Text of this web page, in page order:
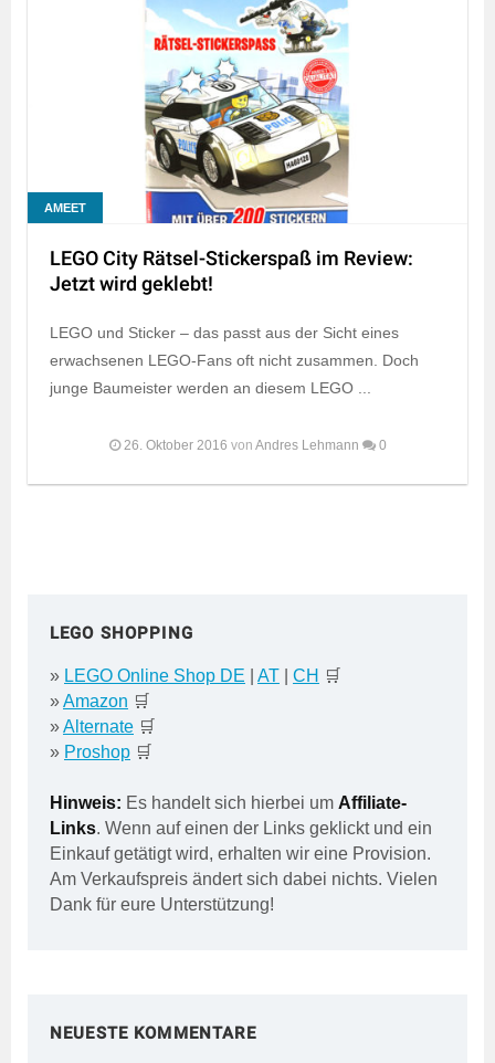
AMEET
LEGO City Rätsel-Stickerspaß im Review:
Jetzt wird geklebt!
LEGO und Sticker – das passt aus der Sicht eines
erwachsenen LEGO-Fans oft nicht zusammen. Doch
junge Baumeister werden an diesem LEGO ...
26. Oktober 2016 von Andres Lehmann 0
LEGO SHOPPING
» LEGO Online Shop DE AT CH 🛒
»Amazon 🛒
»Alternate 🛒
» Proshop 🛒
Hinweis: Es handelt sich hierbei um Affiliate-
Links. Wenn auf einen der Links geklickt und ein
Einkauf getätigt wird, erhalten wir eine Provision.
Am Verkaufspreis ändert sich dabei nichts. Vielen
Dank für eure Unterstützung!
NEUESTE KOMMENTARE